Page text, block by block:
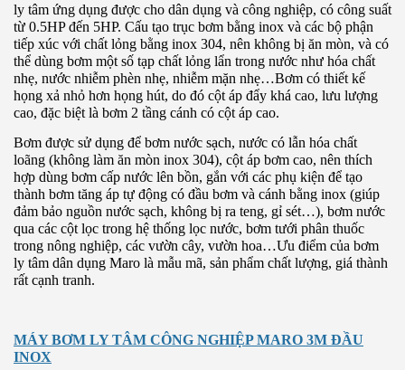
ly tâm ứng dụng được cho dân dụng và công nghiệp, có công suất
từ 0.5HP đến 5HP. Cấu tạo trục bơm bằng inox và các bộ phận
tiếp xúc với chất lỏng bằng inox 304, nên không bị ăn mòn, và có
thể dùng bơm một số tạp chất lỏng lẩn trong nước như hóa chất
nhẹ, nước nhiễm phèn nhẹ, nhiễm mặn nhẹ…Bơm có thiết kế
họng xả nhỏ hơn họng hút, do đó cột áp đẩy khá cao, lưu lượng
cao, đặc biệt là bơm 2 tầng cánh có cột áp cao.
Bơm được sử dụng để bơm nước sạch, nước có lẫn hóa chất
loãng (không làm ăn mòn inox 304), cột áp bơm cao, nên thích
hợp dùng bơm cấp nước lên bồn, gắn với các phụ kiện để tạo
thành bơm tăng áp tự động có đầu bơm và cánh bằng inox (giúp
đảm bảo nguồn nước sạch, không bị ra teng, gỉ sét…), bơm nước
qua các cột lọc trong hệ thống lọc nước, bơm tưới phân thuốc
trong nông nghiệp, các vườn cây, vườn hoa…Ưu điểm của bơm
ly tâm dân dụng Maro là mẫu mã, sản phẩm chất lượng, giá thành
rất cạnh tranh.
MÁY BƠM LY TÂM CÔNG NGHIỆP MARO 3M ĐẦU
INOX